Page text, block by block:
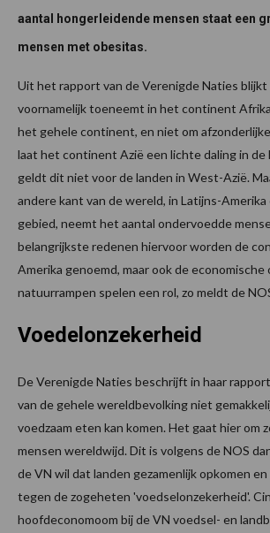
aantal hongerleidende mensen staat een
mensen met obesitas.
Uit het rapport van de Verenigde Naties
voornamelijk toeneemt in het continent
het gehele continent, en niet om
laat het continent Azië een lichte daling in de
geldt dit niet voor de landen in West-Azië.
andere kant van de wereld, in Latijns-
gebied, neemt het aantal ondervoedde
belangrijkste redenen hiervoor worden de
Amerika genoemd, maar ook de economische
natuurrampen spelen een rol, zo meldt de
Voedelonzekerheid
De Verenigde Naties beschrijft in haar
van de gehele wereldbevolking niet
voedzaam eten kan komen. Het gaat hier om
mensen wereldwijd. Dit is volgens de NOS
de VN wil dat landen gezamenlijk opkomen
tegen de zogeheten 'voedselonzekerheid'.
hoofdeconomoom bij de VN voedsel- en